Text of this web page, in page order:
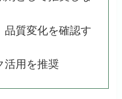
品質変化を確認す
活用を推奨